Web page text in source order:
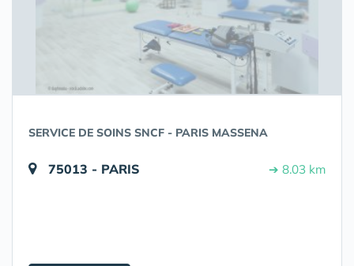
SERVICE DE SOINS SNCF - PARIS MASSENA
75013 - PARIS ➔ 8.03 km